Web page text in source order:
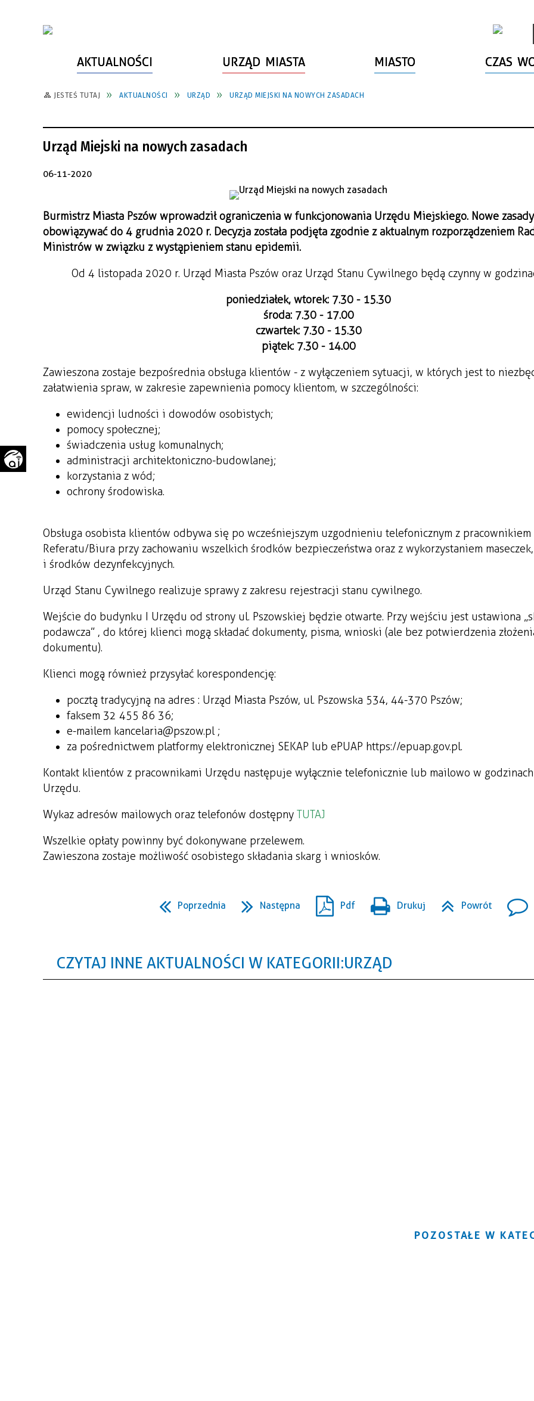
AKTUALNOŚCI URZĄD MIASTA
WŁADZE MIASTA
URZĄD STANU CYWILNEGO
RADA MIEJSKA
STRATEGIE, PLANY, PROGRAMY
FUNDUSZE ZEWNĘTRZNE
MIASTO
INFORMACJE O MIEŚCIE
PARTNERZY, NGO
JEDNOSTKI MIEJSKIE
INWESTYCJE MIEJSKIE
POWIATOWY LIDER
PRZEDSIĘBIORCZOŚCI
WAŻNE TELEFONY
CZAS
SPORT
SZLAKI TURYSTYCZNE
ZABYTKI
ZAŁATW SPRAWĘ
BEZPIECZEŃSTWO
ZWIERZĘTA W GMINIE
INFORMATOR
KOMUNIKACJA I TRANSPORT
ZAGOSPODAROWANIE
PRZESTRZENNE
JESTEŚ TUTAJ AKTUALNOŚCI URZĄD URZĄD MIEJSKI NA NOWYCH ZASADACH
Urząd Miejski na nowych zasadach
06-11-2020
Burmistrz Miasta Pszów wprowadził ograniczenia w funkcjonowania Urzędu Miejskiego. Nowe
obowiązywać do 4 grudnia 2020 r. Decyzja została podjęta zgodnie z aktualnym rozporządzeniem
Ministrów w związku z wystąpieniem stanu epidemii.
Od 4 listopada 2020 r. Urząd Miasta Pszów oraz Urząd Stanu Cywilnego będą czynny w
poniedziałek, wtorek: 7.30 - 15.30
środa: 7.30 - 17.00
czwartek: 7.30 - 15.30
piątek: 7.30 - 14.00
Zawieszona zostaje bezpośrednia obsługa klientów - z wyłączeniem sytuacji, w których jest to
załatwienia spraw, w zakresie zapewnienia pomocy klientom, w szczególności:
ewidencji ludności i dowodów osobistych;
pomocy społecznej;
świadczenia usług komunalnych;
administracji architektoniczno-budowlanej;
korzystania z wód;
ochrony środowiska.
Obsługa osobista klientów odbywa się po wcześniejszym uzgodnieniu telefonicznym z pracownikiem
Referatu/Biura przy zachowaniu wszelkich środków bezpieczeństwa oraz z wykorzystaniem
i środków dezynfekcyjnych.
Urząd Stanu Cywilnego realizuje sprawy z zakresu rejestracji stanu cywilnego.
Wejście do budynku I Urzędu od strony ul. Pszowskiej będzie otwarte. Przy wejściu jest ustawiona
podawcza” , do której klienci mogą składać dokumenty, pisma, wnioski (ale bez potwierdzenia
dokumentu).
Klienci mogą również przysyłać korespondencję:
pocztą tradycyjną na adres : Urząd Miasta Pszów, ul. Pszowska 534, 44-370 Pszów;
faksem 32 455 86 36;
e-mailem kancelaria@pszow.pl ;
za pośrednictwem platformy elektronicznej SEKAP lub ePUAP https://epuap.gov.pl.
Kontakt klientów z pracownikami Urzędu następuje wyłącznie telefonicznie lub mailowo w
Urzędu.
Wykaz adresów mailowych oraz telefonów dostępny TUTAJ
Wszelkie opłaty powinny być dokonywane przelewem.
Zawieszona zostaje możliwość osobistego składania skarg i wniosków.
Poprzednia Następna Pdf Drukuj Powrót
CZYTAJ INNE AKTUALNOŚCI W KATEGORII: URZĄD
POZOSTAŁE W